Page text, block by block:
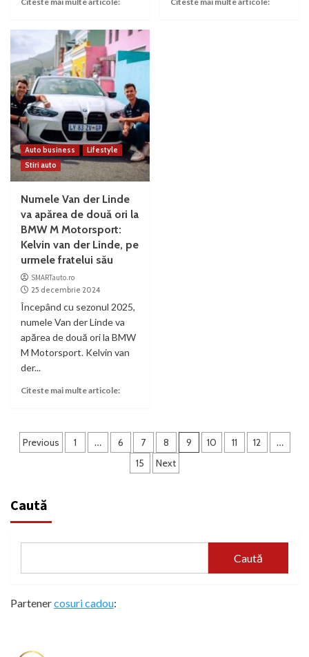
Auto business
Lifestyle
Stiri auto
Numele Van der Linde
va apărea de două ori la
BMW M Motorsport:
Kelvin van der Linde, pe
urmele fratelui său
SMARTauto.ro
25 decembrie 2024
Începând cu sezonul 2025,
numele Van der Linde va
apărea de două ori la BMW
M Motorsport. Kelvin van
der...
Citeste mai multe articole:
Paginație
Previous 1 … 6 7 8 9 10 11 12 …
15 Next
Caută
Caută
Partenercosuri cadou: